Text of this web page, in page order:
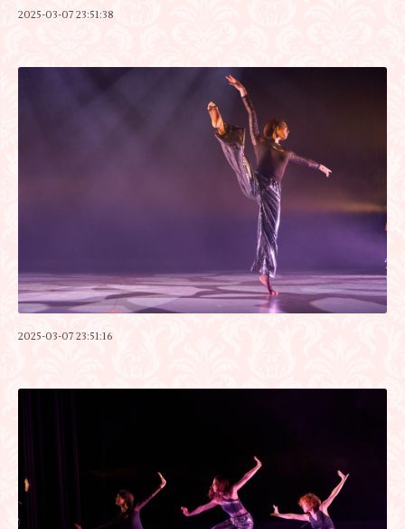
2025-03-07 23:51:38
2025-03-07 23:51:16